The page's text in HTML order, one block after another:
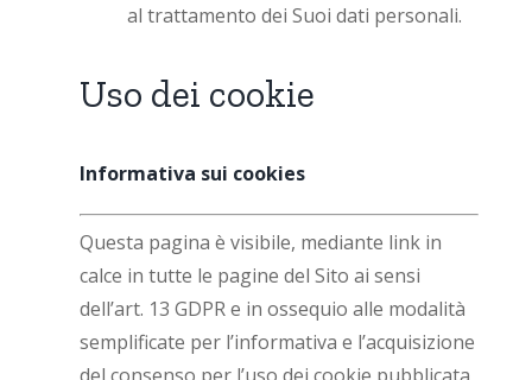
al trattamento dei Suoi dati personali.
Uso dei cookie
Informativa sui cookies
Questa pagina è visibile, mediante link in
calce in tutte le pagine del Sito ai sensi
dell’art. 13 GDPR e in ossequio alle modalità
semplificate per l’informativa e l’acquisizione
del consenso per l’uso dei cookie pubblicata